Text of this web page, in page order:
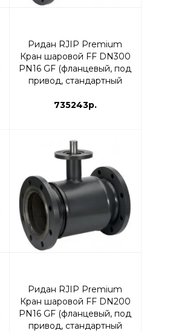
Ридан RJIP Premium
Кран шаровой FF DN300
PN16 GF (фланцевый, под
привод, стандартный
735243р.
Ридан RJIP Premium
Кран шаровой FF DN200
PN16 GF (фланцевый, под
привод, стандартный